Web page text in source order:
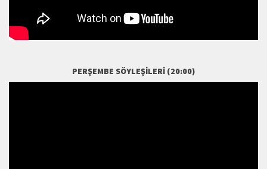
PERŞEMBE SÖYLEŞILERI (20:00)